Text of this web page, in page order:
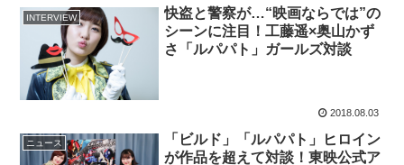
INTERVIEW
快盗と警察が…“映画ならでは”の
シーンに注目！工藤遥×奥山かず
さ「ルパパト」ガールズ対談
2018.08.03
ニュース
「ビルド」「ルパパト」ヒロイン
が作品を超えて対談！東映公式ア